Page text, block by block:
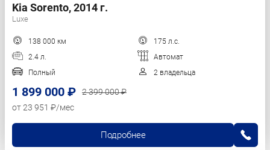
Kia Sorento, 2014 г.
Luxe
138 000 км
175 л.с.
2.4 л.
Автомат
Полный
2 владельца
1 899 000 ₽
2 399 000 ₽
от 23 951 ₽/мес
Подробнее